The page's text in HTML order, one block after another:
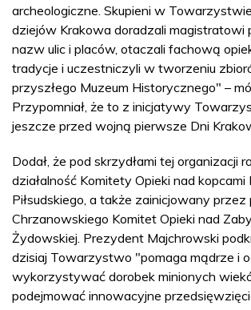
archeologiczne. Skupieni w
dziejów Krakowa doradzali magistratowi
nazw ulic i placów, otaczali fachową
tradycje i uczestniczyli w tworzeniu
przyszłego Muzeum Historycznego" –
Przypomniał, że to z inicjatywy
jeszcze przed wojną pierwsze Dni
Dodał, że pod skrzydłami tej organizacji
działalność Komitety Opieki nad kopcami
Piłsudskiego, a także zainicjowany przez
Chrzanowskiego Komitet Opieki nad
Żydowskiej. Prezydent Majchrowski
dzisiaj Towarzystwo "pomaga mądrze i
wykorzystywać dorobek minionych
podejmować innowacyjne